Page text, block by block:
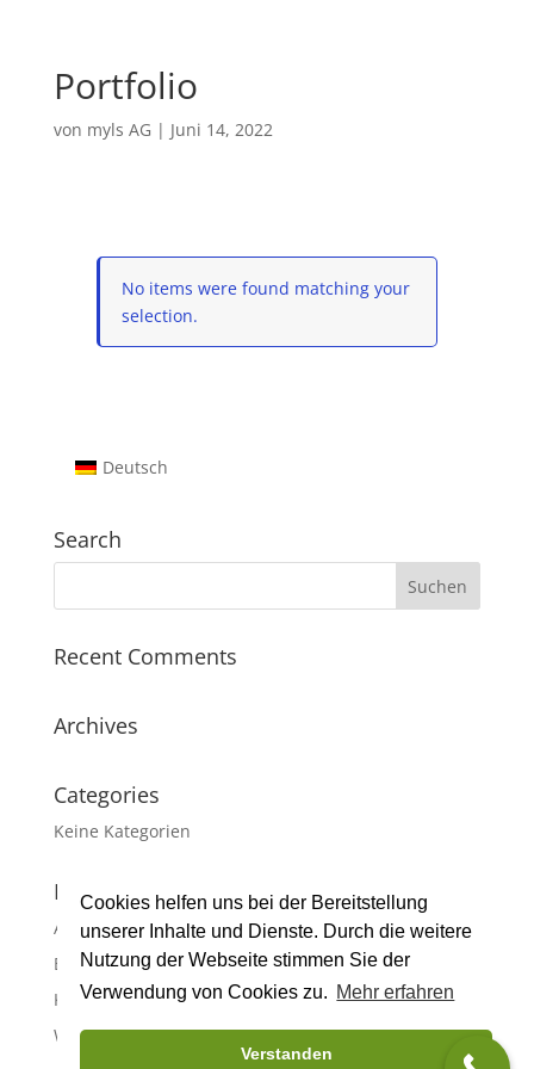
Cookies helfen uns bei der Bereitstellung
unserer Inhalte und Dienste. Durch die weitere
Nutzung der Webseite stimmen Sie der
Verwendung von Cookies zu. Mehr erfahren
Verstanden
Portfolio
von myls AG | Juni 14, 2022
No items were found matching your
selection.
Deutsch
Search
Recent Comments
Archives
Categories
Keine Kategorien
Meta
Anmelden
Eintrags-Feed
Kommentar-Feed
WordPress.org